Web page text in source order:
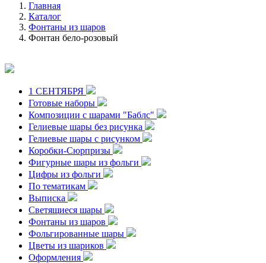
Главная
Каталог
Фонтаны из шаров
Фонтан бело-розовый
1 СЕНТЯБРЯ
Готовые наборы
Композиции с шарами "Баблс"
Гелиевые шары без рисунка
Гелиевые шары с рисунком
Коробки-Сюрпризы
Фигурные шары из фольги
Цифры из фольги
По тематикам
Выписка
Светящиеся шары
Фонтаны из шаров
Фольгированные шары
Цветы из шариков
Оформления